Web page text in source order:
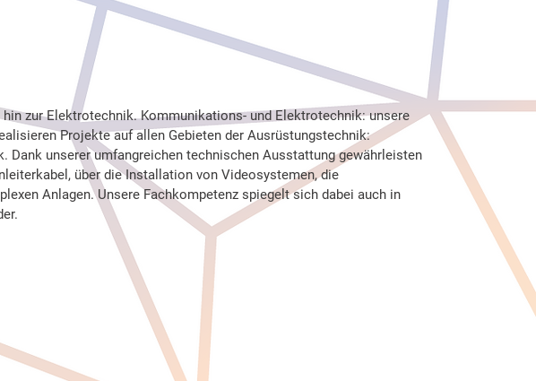
zur Elektrotechnik. Kommunikations- und Elektrotechnik: unsere
Projekte auf allen Gebieten der Ausrüstungstechnik:
Dank unserer umfangreichen technischen Ausstattung gewährleisten
über die Installation von Videosystemen, die
Anlagen. Unsere Fachkompetenz spiegelt sich dabei auch in